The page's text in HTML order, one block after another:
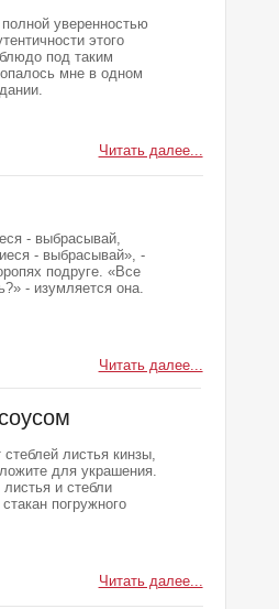
уверенностью
этого
под таким
мне в одном
Читать далее...
- выбрасывай,
- выбрасывай», -
подруге. «Все
- изумляется она.
Читать далее...
листья кинзы,
для украшения.
и стебли
погружного
Читать далее...